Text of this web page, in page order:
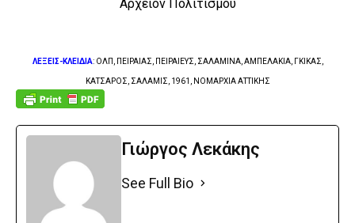
ΛΕΞΕΙΣ-ΚΛΕΙΔΙΑ: ΟΛΠ, ΠΕΙΡΑΙΑΣ, ΠΕΙΡΑΙΕΥΣ, ΣΑΛΑΜΙΝΑ, ΑΜΠΕΛΑΚΙΑ, ΓΚΙΚΑΣ,
ΚΑΤΣΑΡΟΣ, ΣΑΛΑΜΙΣ, 1961, ΝΟΜΑΡΧΙΑ ΑΤΤΙΚΗΣ
Γιώργος Λεκάκης
See Full Bio